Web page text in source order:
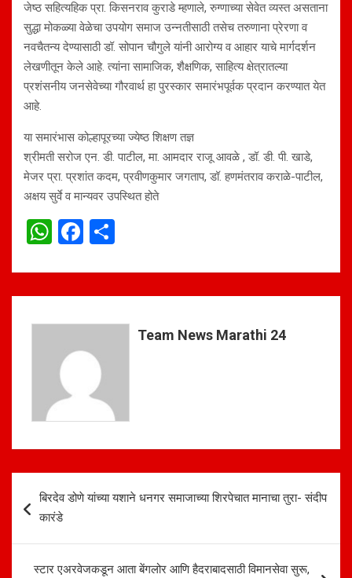
जेष्ठ सहित्यहिक प्रा. किसनराव कुराडे म्हणाले, रुग्णाच्या सेवेत व्यस्त असताना
सुद्धा मोकळ्या वेळेचा उपयोग समाज उन्नतीसाठी तसेच तरुणाना प्रेरणा व
नवचैतन्य देण्यासाठी डॉ. सोपान चौगुले यांनी आरोग्य व आहार याचे मार्गदर्शन
लेखणीतून केले आहे. त्यांना सामाजिक, शैक्षणिक, साहित्य क्षेत्रातल्या
प्रशंसनीय जनसेवेच्या गौरवार्थ हा पुरस्कार समारंभपूर्वक प्रदान करण्यात येत
आहे.
या समारंभास कोल्हापूरच्या ज्येष्ठ शिक्षण तज्ञ
श्रीमती सरोज एन. डी. पाटील, मा. आमदार राजू आवळे , डॉ. डी. पी. खाडे,
मेजर प्रा. प्रशांत कदम, प्रवीणकुमार जगताप, डॉ. हणमंतराव कराळे-पाटील,
अक्षय सुर्वे व मान्यवर उपस्थित होते
W
at
A
p
p
F
ce
o
o
k
ar
Team News Marathi 24
navigation
बिरदेव डोणे यांच्या यशाने धनगर समाजाच्या शिरपेचात मानाचा तुरा- संदीप
कारंडे
स्टार एअरवेजकडून आता बेंगलोर आणि हैदराबादसाठी विमानसेवा सुरू,